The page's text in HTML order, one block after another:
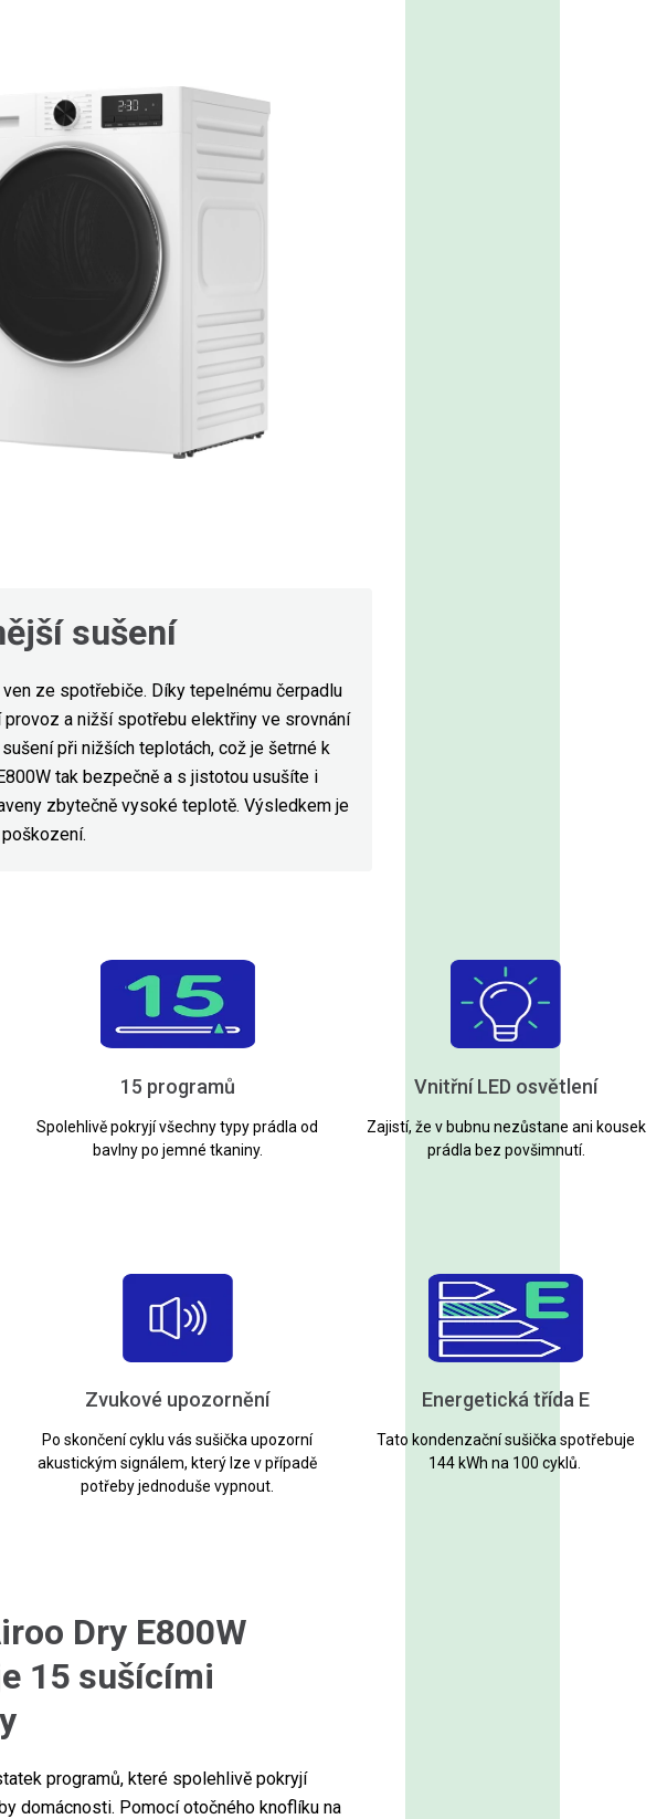
sušení
ze spotřebiče. Díky tepelnému čerpadlu
a nižší spotřebu elektřiny ve srovnání
při nižších teplotách, což je šetrné k
tak bezpečně a s jistotou usušíte i
zbytečně vysoké teplotě. Výsledkem je
15 programů
Spolehlivě pokryjí všechny typy prádla od
bavlny po jemné tkaniny.
Vnitřní LED osvětlení
Zajistí, že v bubnu nezůstane ani kousek
prádla bez povšimnutí.
Zvukové upozornění
Po skončení cyklu vás sušička upozorní
akustickým signálem, který lze v případě
potřeby jednoduše vypnout.
Energetická třída E
Tato kondenzační sušička spotřebuje
144 kWh na 100 cyklů.
Dry E800W
15 sušícími
programů, které spolehlivě pokryjí
domácnosti. Pomocí otočného knoflíku na